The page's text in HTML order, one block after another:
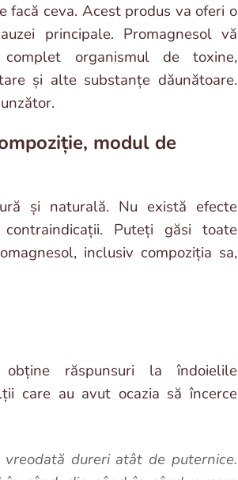
facă ceva. Acest produs va oferi o
principale. Promagnesol vă
organismul de toxine,
și alte substanțe dăunătoare.
modul de
și naturală. Nu există efecte
Puteți găsi toate
inclusiv compoziția sa,
răspunsuri la îndoielile
care au avut ocazia să încerce
dureri atât de puternice.